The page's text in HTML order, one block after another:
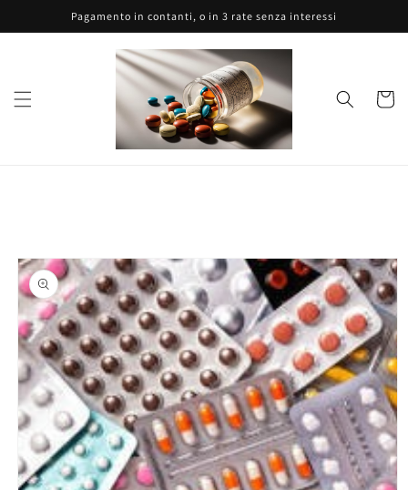
direttamente
ai contenuti
Pagamento in contanti, o in 3 rate senza interessi
Carrello
Passa alle
informazioni
sul prodotto